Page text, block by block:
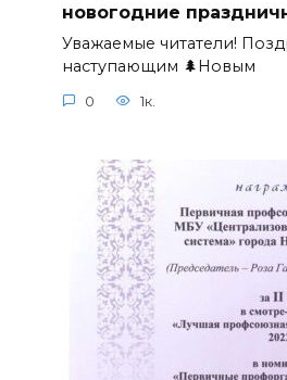
новогодние
Уважаемые читатели!
наступающим 🌲Новым
0 1к.